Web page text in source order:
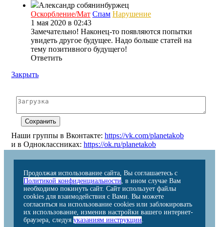
Александр собянинбуржец
Оскорбление/Мат Спам Нарушение
1 мая 2020 в 02:43
Замечательно! Наконец-то появляются попытки
увидеть другое будущее. Надо больше статей на
тему позитивного будущего!
Ответить
Закрыть
Наши группы в Вконтакте: https://vk.com/planetakob
и в Одноклассниках: https://ok.ru/planetakob
Продолжая использование сайта, Вы соглашаетесь с
Политикой конфиденциальности, в ином случае Вам
необходимо покинуть сайт. Сайт использует файлы
cookies для взаимодействия с Вами. Вы можете
согласиться на использование cookies или заблокировать
их использование, изменив настройки вашего интернет-
браузера, следуя указаниям инструкции.